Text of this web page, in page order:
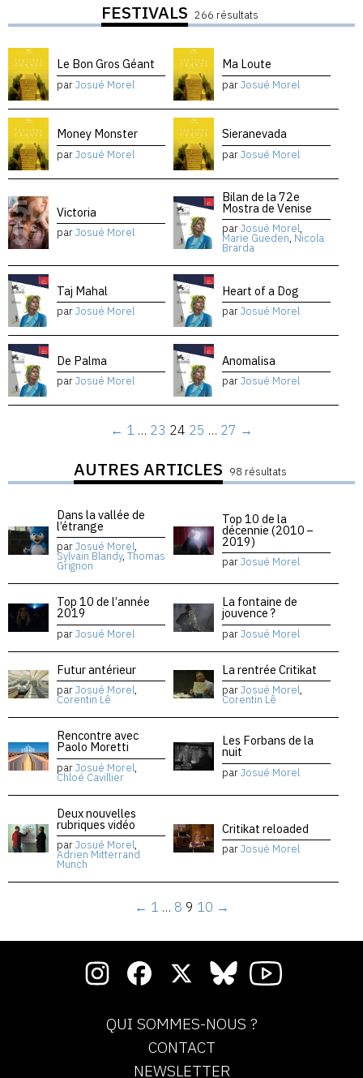
FESTIVALS 266 résultats
Le Bon Gros Géant
parJosué Morel
Ma Loute
parJosué Morel
Money Monster
parJosué Morel
Sieranevada
parJosué Morel
Victoria
parJosué Morel
Bilan de la 72e
Mostra de Venise
parJosué Morel,
Marie Gueden, Nicola
Brarda
Taj Mahal
parJosué Morel
Heart of a Dog
parJosué Morel
De Palma
parJosué Morel
Anomalisa
parJosué Morel
← 1 … 23 24 25 … 27 →
AUTRES ARTICLES 98 résultats
Dans la vallée de
l’étrange
parJosué Morel,
Sylvain Blandy, Thomas
Grignon
Top 10 de la
décennie (2010 –
2019)
parJosué Morel
Top 10 de l’année
2019
parJosué Morel
La fontaine de
jouvence ?
parJosué Morel
Futur antérieur
parJosué Morel,
Corentin Lê
La rentrée Critikat
parJosué Morel,
Corentin Lê
Rencontre avec
Paolo Moretti
parJosué Morel,
Chloé Cavillier
Les Forbans de la
nuit
parJosué Morel
Deux nouvelles
rubriques vidéo
parJosué Morel,
Adrien Mitterrand
Munch
Critikat reloaded
parJosué Morel
← 1 … 8 9 10 →
QUI SOMMES-NOUS ?
CONTACT
NEWSLETTER